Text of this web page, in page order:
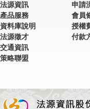
法源資訊
產品服務
資料庫說明
法源徵才
交通資訊
策略聯盟
申請
會員
授權
付款